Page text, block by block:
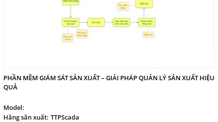
PHẦN MỀM GIÁM SÁT SẢN XUẤT – GIẢI PHÁP QUẢN LÝ SẢN XUẤT HIỆU
QUẢ
Model:
Hãng sãn xuất: TTPScada